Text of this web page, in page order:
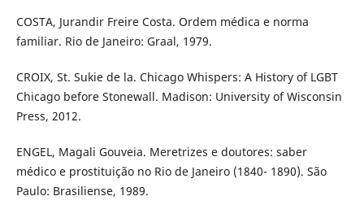
COSTA, Jurandir Freire Costa. Ordem médica e norma
familiar. Rio de Janeiro: Graal, 1979.
CROIX, St. Sukie de la. Chicago Whispers: A History of LGBT
Chicago before Stonewall. Madison: University of Wisconsin
Press, 2012.
ENGEL, Magali Gouveia. Meretrizes e doutores: saber
médico e prostituição no Rio de Janeiro (1840- 1890). São
Paulo: Brasiliense, 1989.